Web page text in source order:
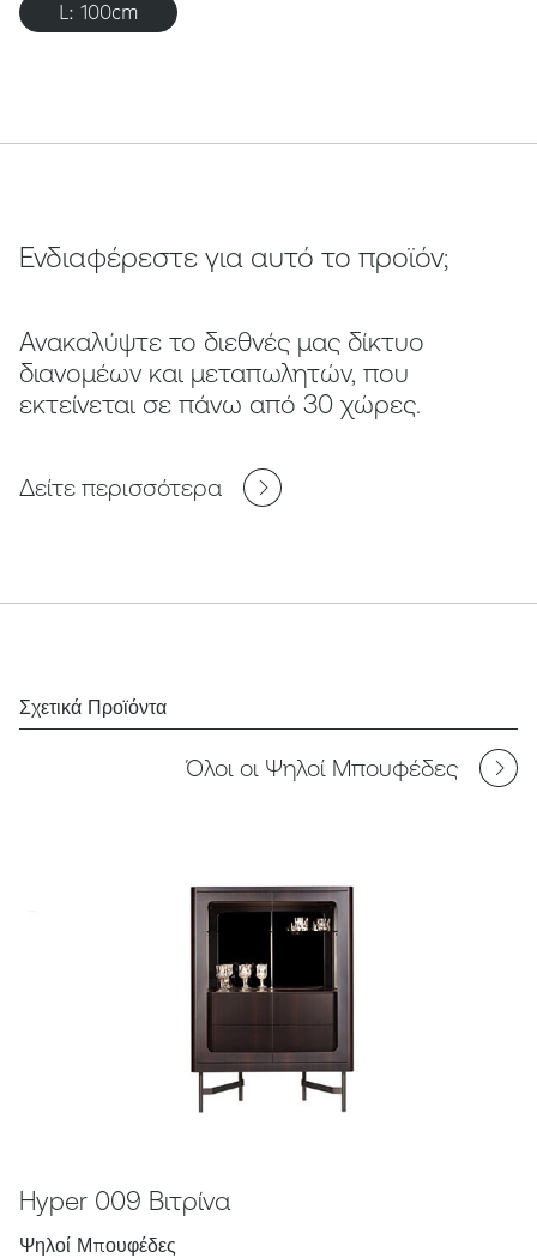
L: 100cm
Ενδιαφέρεστε για αυτό το προϊόν;
Ανακαλύψτε το διεθνές μας δίκτυο
διανομέων και μεταπωλητών, που
εκτείνεται σε πάνω από 30 χώρες.
Δείτε περισσότερα
Σχετικά Προϊόντα
Όλοι οι Ψηλοί Μπουφέδες
Hyper 009 Βιτρίνα
Ψηλοί Μπουφέδες